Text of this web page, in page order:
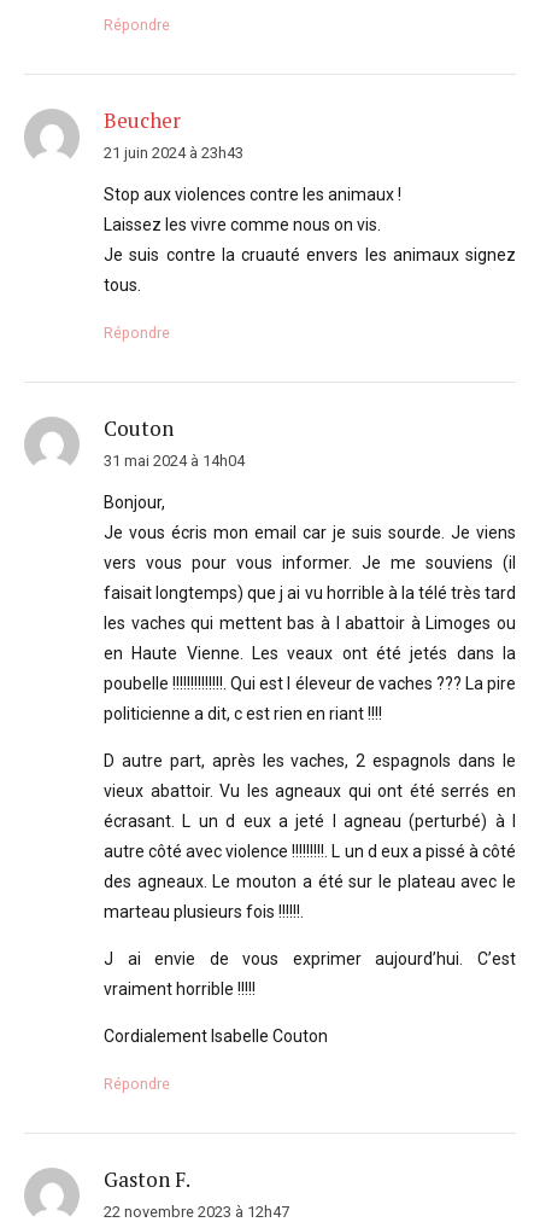
Répondre
Beucher
21 juin 2024 à 23h43
Stop aux violences contre les animaux !
Laissez les vivre comme nous on vis.
Je suis contre la cruauté envers les animaux signez
tous.
Répondre
Couton
31 mai 2024 à 14h04
Bonjour,
Je vous écris mon email car je suis sourde. Je viens
vers vous pour vous informer. Je me souviens (il
faisait longtemps) que j ai vu horrible à la télé très tard
les vaches qui mettent bas à l abattoir à Limoges ou
en Haute Vienne. Les veaux ont été jetés dans la
poubelle !!!!!!!!!!!!!!. Qui est l éleveur de vaches ??? La pire
politicienne a dit, c est rien en riant !!!!
D autre part, après les vaches, 2 espagnols dans le
vieux abattoir. Vu les agneaux qui ont été serrés en
écrasant. L un d eux a jeté l agneau (perturbé) à l
autre côté avec violence !!!!!!!!!. L un d eux a pissé à côté
des agneaux. Le mouton a été sur le plateau avec le
marteau plusieurs fois !!!!!!.
J ai envie de vous exprimer aujourd’hui. C’est
vraiment horrible !!!!!
Cordialement Isabelle Couton
Répondre
Gaston F.
22 novembre 2023 à 12h47